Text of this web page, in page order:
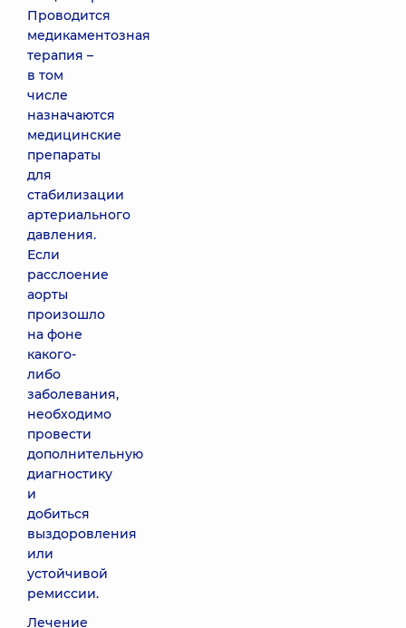
Проводится
медикаментозная
терапия –
в том
числе
назначаются
медицинские
препараты
для
стабилизации
артериального
давления.
Если
расслоение
аорты
произошло
на фоне
какого-
либо
заболевания,
необходимо
провести
дополнительную
диагностику
и
добиться
выздоровления
или
устойчивой
ремиссии.
Лечение